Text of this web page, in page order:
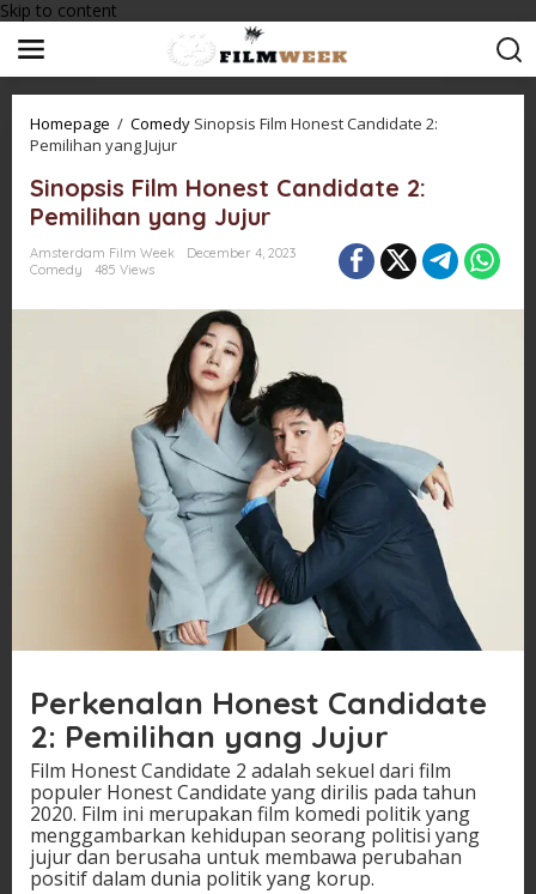
Skip to content
Homepage / Comedy Sinopsis Film Honest Candidate 2:
Pemilihan yang Jujur
Sinopsis Film Honest Candidate 2:
Pemilihan yang Jujur
Amsterdam Film Week
December 4, 2023
Comedy
485 Views
Perkenalan Honest Candidate
2: Pemilihan yang Jujur
Film Honest Candidate 2 adalah sekuel dari film
populer Honest Candidate yang dirilis pada tahun
2020. Film ini merupakan film komedi politik yang
menggambarkan kehidupan seorang politisi yang
jujur dan berusaha untuk membawa perubahan
positif dalam dunia politik yang korup.